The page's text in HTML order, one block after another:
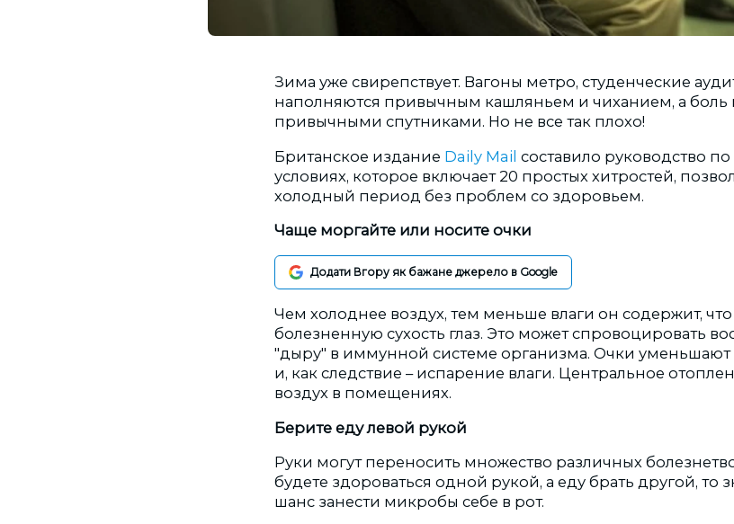
Зима уже свирепствует. Вагоны метро, студенческие
наполняются привычным кашляньем и чиханием, а боль
привычными спутниками. Но не все так плохо!
Британское издание Daily Mail составило руководство
условиях, которое включает 20 простых хитростей,
холодный период без проблем со здоровьем.
Чаще моргайте или носите очки
Додати Вгору як бажане джерело в Google
Чем холоднее воздух, тем меньше влаги он содержит,
болезненную сухость глаз. Это может спровоцировать
"дыру" в иммунной системе организма. Очки уменьшают
и, как следствие – испарение влаги. Центральное
воздух в помещениях.
Берите еду левой рукой
Руки могут переносить множество различных
будете здороваться одной рукой, а еду брать другой, то
шанс занести микробы себе в рот.